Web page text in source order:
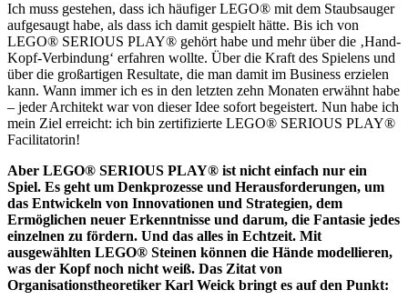
Ich muss gestehen, dass ich häufiger LEGO® mit dem Staubsauger
aufgesaugt habe, als dass ich damit gespielt hätte. Bis ich von
LEGO® SERIOUS PLAY® gehört habe und mehr über die ‚Hand-
Kopf-Verbindung‘ erfahren wollte. Über die Kraft des Spielens und
über die großartigen Resultate, die man damit im Business erzielen
kann. Wann immer ich es in den letzten zehn Monaten erwähnt habe
– jeder Architekt war von dieser Idee sofort begeistert. Nun habe ich
mein Ziel erreicht: ich bin zertifizierte LEGO® SERIOUS PLAY®
Facilitatorin!
Aber LEGO® SERIOUS PLAY® ist nicht einfach nur ein
Spiel. Es geht um Denkprozesse und Herausforderungen, um
das Entwickeln von Innovationen und Strategien, dem
Ermöglichen neuer Erkenntnisse und darum, die Fantasie jedes
einzelnen zu fördern. Und das alles in Echtzeit. Mit
ausgewählten LEGO® Steinen können die Hände modellieren,
was der Kopf noch nicht weiß. Das Zitat von
Organisationstheoretiker Karl Weick bringt es auf den Punkt: